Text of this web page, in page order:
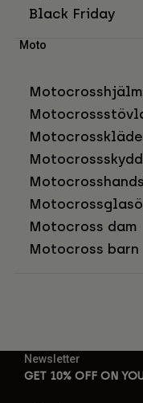
Black Friday
Moto
Motocrossskydd
Motocross dam
Motocross barn
Newsletter
GET 10% OFF ON